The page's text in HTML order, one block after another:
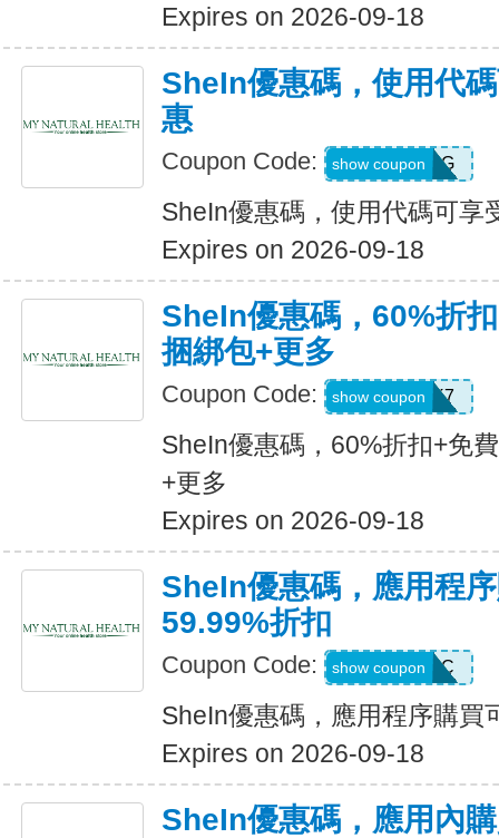
Expires on 2026-09-18
SheIn優惠碼，使用代
惠
Coupon Code: 9N6U25G
show coupon
SheIn優惠碼，使用代碼可享
Expires on 2026-09-18
SheIn優惠碼，60%折
捆綁包+更多
Coupon Code: HBPK7
show coupon
SheIn優惠碼，60%折扣+免
+更多
Expires on 2026-09-18
SheIn優惠碼，應用程
59.99%折扣
Coupon Code: MTFK4CC
show coupon
SheIn優惠碼，應用程序購買
Expires on 2026-09-18
SheIn優惠碼，應用內